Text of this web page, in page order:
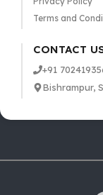
Terms and
CONTACT
+91
Bishrampur,